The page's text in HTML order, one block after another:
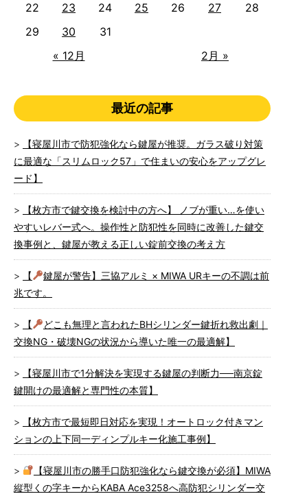
« 12月 2月 »
22
23 24 25 26 27
28
29
30 31
最近の記事
【寝屋川市で防犯強化なら鍵屋が推奨。ガラス破り対策
に最適な「スリムロック57」で住まいの安心をアップグレ
ード】
【枚方市で鍵交換を検討中の方へ】 ノブが重い…を使い
やすいレバー式へ。操作性と防犯性を同時に改善した鍵交
換事例と、鍵屋が教える正しい錠前交換の考え方
【
鍵屋が警告】三協アルミ × MIWA URキーの不調は前
兆です。
【
どこも無理と言われたBHシリンダー鍵折れ救出劇｜
交換NG・破壊NGの状況から導いた唯一の最適解】
【寝屋川市で1分解決を実現する鍵屋の判断力──南京錠
鍵開けの最適解と専門性の本質】
【枚方市で最短即日対応を実現！オートロック付きマン
ションの上下同一ディンプルキー化施工事例】
【寝屋川市の勝手口防犯強化なら鍵交換が必須】MIWA
縦型くの字キーからKABA Ace3258へ高防犯シリンダー交